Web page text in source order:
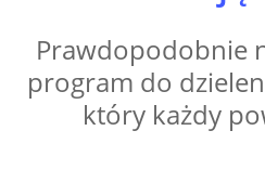
Prawdopodobnie
program do
który każdy